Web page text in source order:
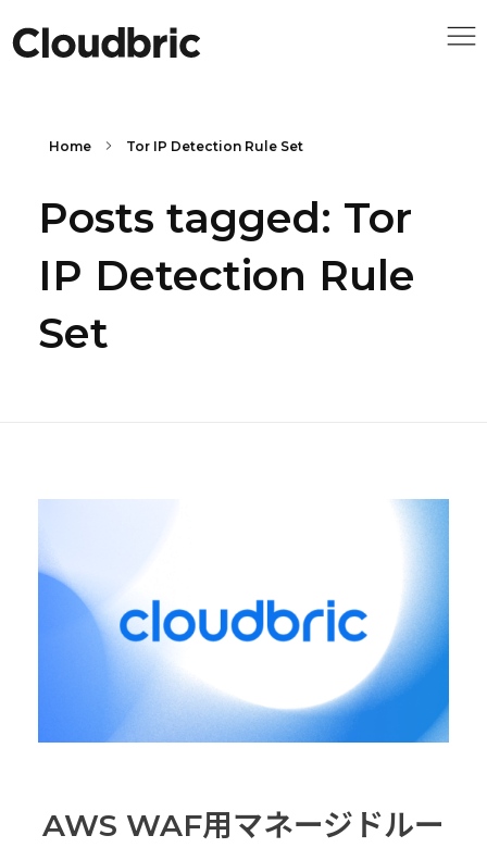
Home Tor IP Detection Rule Set
Posts tagged: Tor
IP Detection Rule
Set
AWS WAF用マネージドルー